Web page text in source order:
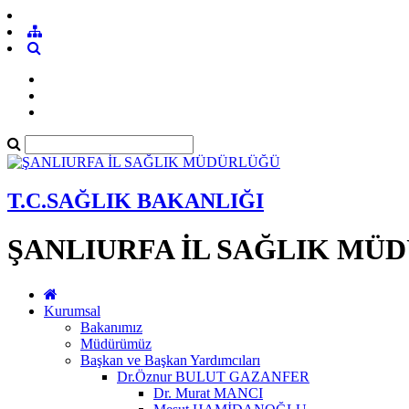
T.C.SAĞLIK BAKANLIĞI
ŞANLIURFA İL SAĞLIK
Kurumsal
Bakanımız
Müdürümüz
Başkan ve Başkan Yardımcıları
Dr.Öznur BULUT GAZANFER
Dr. Murat MANCI